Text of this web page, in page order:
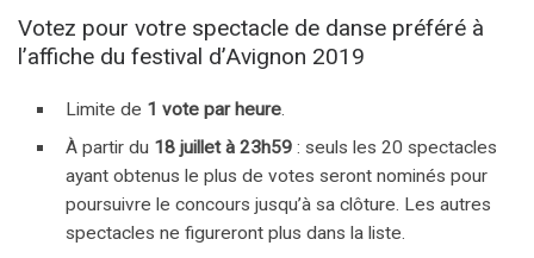
Votez pour votre spectacle de danse préféré à
l’affiche du festival d’Avignon 2019
Limite de 1 vote par heure.
À partir du 18 juillet à 23h59 : seuls les 20 spectacles
ayant obtenus le plus de votes seront nominés pour
poursuivre le concours jusqu’à sa clôture. Les autres
spectacles ne figureront plus dans la liste.